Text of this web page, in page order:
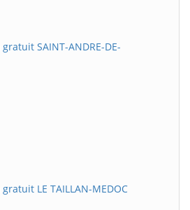
SAINT-ANDRE-DE-
LE TAILLAN-MEDOC